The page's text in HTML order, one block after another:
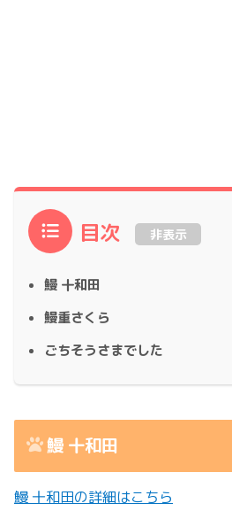
目次 非表示
鰻 十和田
鰻重さくら
ごちそうさまでした
鰻 十和田
鰻 十和田の詳細はこちら